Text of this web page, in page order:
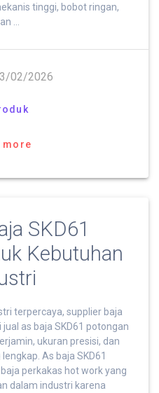
tinggi, bobot ringan,
…
02/2026
more
SKD61
Kebutuhan
terpercaya, supplier baja
as baja SKD61 potongan
ukuran presisi, dan
As baja SKD61
perkakas hot work yang
dalam industri karena